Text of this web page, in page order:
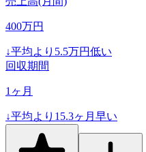
400万円
↓平均より 5.5万円低い
回収期間
1 ヶ月
↓平均より 15.3ヶ月早い